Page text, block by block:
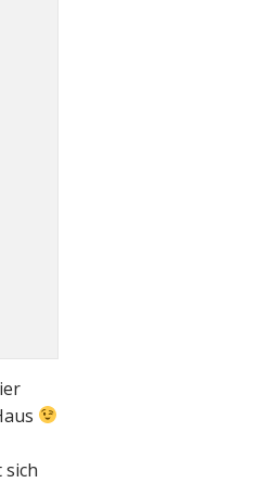
sich